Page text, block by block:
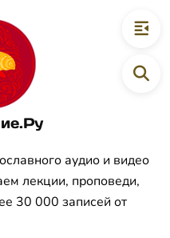
аудио и видео
лекции, проповеди,
30 000 записей от